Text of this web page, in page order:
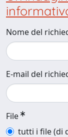
Nome del
E-mail del
File
tutti i file (di